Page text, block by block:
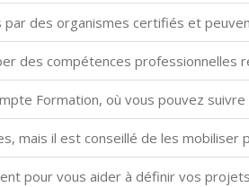
des organismes certifiés et
des compétences professionnelles
Formation, où vous pouvez
mais il est conseillé de les
pour vous aider à définir vos